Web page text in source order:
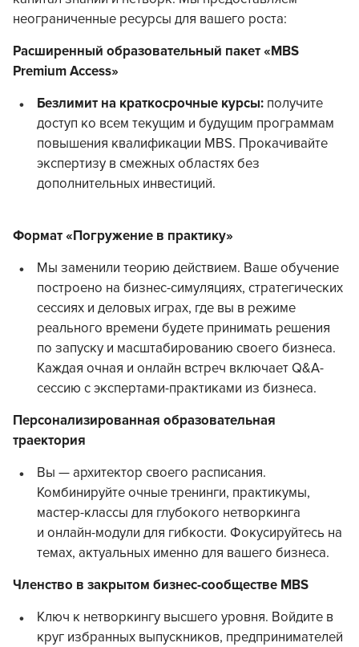
неограниченные ресурсы для вашего роста:
Расширенный образовательный пакет «MBS
Premium Access»
Безлимит на краткосрочные курсы: получите
доступ ко всем текущим и будущим программам
повышения квалификации MBS. Прокачивайте
экспертизу в смежных областях без
дополнительных инвестиций.
Формат «Погружение в практику»
Мы заменили теорию действием. Ваше обучение
построено на бизнес-симуляциях, стратегических
сессиях и деловых играх, где вы в режиме
реального времени будете принимать решения
по запуску и масштабированию своего бизнеса.
Каждая очная и онлайн встреч включает Q&A-
сессию с экспертами-практиками из бизнеса.
Персонализированная образовательная
траектория
Вы — архитектор своего расписания.
Комбинируйте очные тренинги, практикумы,
мастер-классы для глубокого нетворкинга
и онлайн-модули для гибкости. Фокусируйтесь на
темах, актуальных именно для вашего бизнеса.
Членство в закрытом бизнес-сообществе MBS
Ключ к нетворкингу высшего уровня. Войдите в
круг избранных выпускников, предпринимателей